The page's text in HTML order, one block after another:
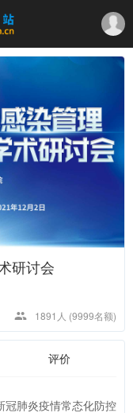
研讨会
1891人 (9999名额)
评价
肺炎疫情常态化防控